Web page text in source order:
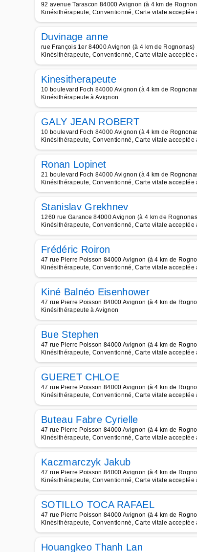
92 avenue Tarascon 84000 Avignon (à 4 km de
Kinésithérapeute, Conventionné, Carte vitale acceptée
Duvinage anne
rue François 1er 84000 Avignon (à 4 km de Rognonas)
Kinésithérapeute, Conventionné, Carte vitale acceptée
Kinesitherapeute
10 boulevard Foch 84000 Avignon (à 4 km de
Kinésithérapeute à Avignon
GALY JEAN ROBERT
10 boulevard Foch 84000 Avignon (à 4 km de
Kinésithérapeute, Conventionné, Carte vitale acceptée
Ronan Lopinet
21 boulevard Foch 84000 Avignon (à 4 km de
Kinésithérapeute, Conventionné, Carte vitale acceptée
Stanislav Grekhnev
1260 rue Garance 84000 Avignon (à 4 km de
Kinésithérapeute, Conventionné, Carte vitale acceptée
Frédéric Roiron
47 rue Pierre Poisson 84000 Avignon (à 4 km de
Kinésithérapeute, Conventionné, Carte vitale acceptée
Kiné Balnéo Eisenhower
47 rue Pierre Poisson 84000 Avignon (à 4 km de
Kinésithérapeute à Avignon
Bue Stephen
47 rue Pierre Poisson 84000 Avignon (à 4 km de
Kinésithérapeute, Conventionné, Carte vitale acceptée
GUERET CHLOE
47 rue Pierre Poisson 84000 Avignon (à 4 km de
Kinésithérapeute, Conventionné, Carte vitale acceptée
Buteau Fabre Cyrielle
47 rue Pierre Poisson 84000 Avignon (à 4 km de
Kinésithérapeute, Conventionné, Carte vitale acceptée
Kaczmarczyk Jakub
47 rue Pierre Poisson 84000 Avignon (à 4 km de
Kinésithérapeute, Conventionné, Carte vitale acceptée
SOTILLO TOCA RAFAEL
47 rue Pierre Poisson 84000 Avignon (à 4 km de
Kinésithérapeute, Conventionné, Carte vitale acceptée
Houangkeo Thanh Lan